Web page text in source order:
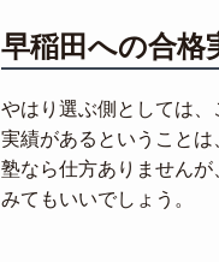
早稲田への合格
やはり選ぶ側としては
実績があるということ
塾なら仕方ありません
みてもいいでしょう。